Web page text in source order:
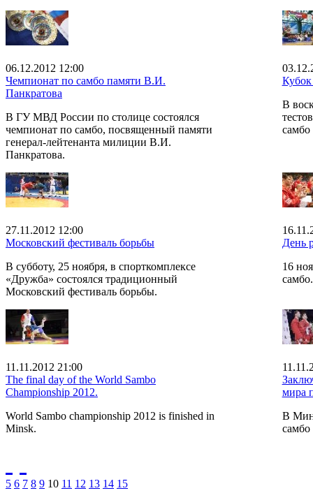
06.12.2012 12:00
Чемпионат по самбо памяти В.И.
Панкратова
В ГУ МВД России по столице состоялся
чемпионат по самбо, посвященный памяти
генерал-лейтенанта милиции В.И.
Панкратова.
Кубок
В
самбо
27.11.2012 12:00
Московский фестиваль борьбы
В субботу, 25 ноября, в спорткомплексе
«Дружба» состоялся традиционный
Московский фестиваль борьбы.
День
16
самбо.
11.11.2012 21:00
The final day of the World Sambo
Championship 2012.
World Sambo championship 2012 is finished in
Minsk.
мира
В
самбо
5 6 7 8 9 10 11 12 13 14 15